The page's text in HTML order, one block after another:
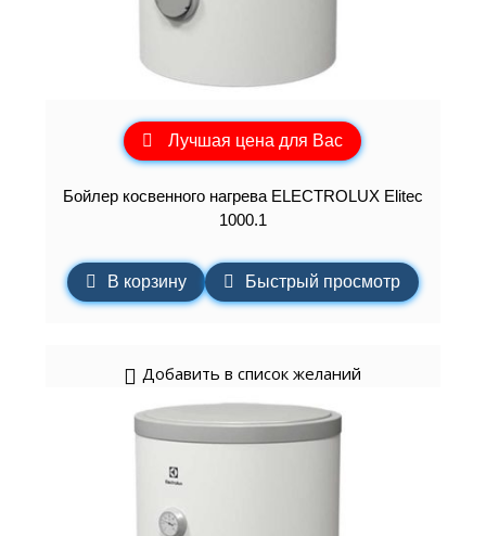
Лучшая цена для Вас
Бойлер косвенного нагрева ELECTROLUX Elitec
1000.1
В корзину Быстрый просмотр
Добавить в список желаний